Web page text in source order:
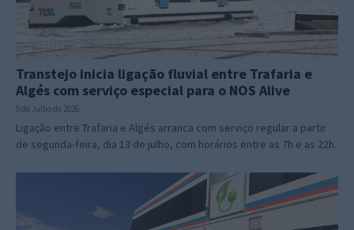
Transtejo inicia ligação fluvial entre Trafaria e
Algés com serviço especial para o NOS Alive
9 de Julho de 2026
Ligação entre Trafaria e Algés arranca com serviço regular a partir
de segunda-feira, dia 13 de julho, com horários entre as 7h e as 22h.